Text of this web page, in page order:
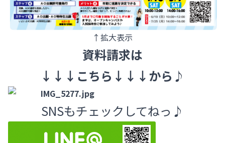
↑拡大表示
資料請求は
↓↓↓こちら↓↓↓から♪
SNSもチェックしてねっ♪